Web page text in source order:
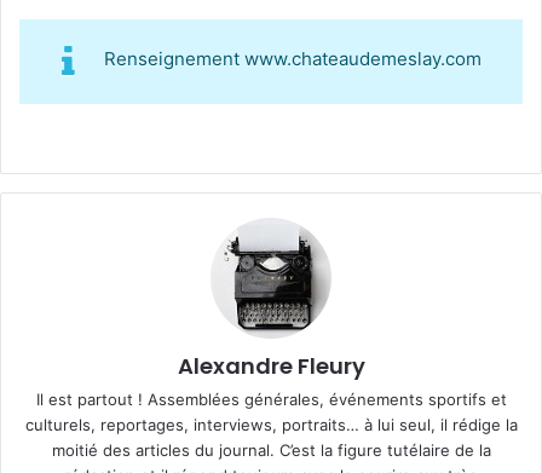
Renseignement www.chateaudemeslay.com
Alexandre Fleury
Il est partout ! Assemblées générales, événements sportifs et
culturels, reportages, interviews, portraits… à lui seul, il rédige la
moitié des articles du journal. C’est la figure tutélaire de la